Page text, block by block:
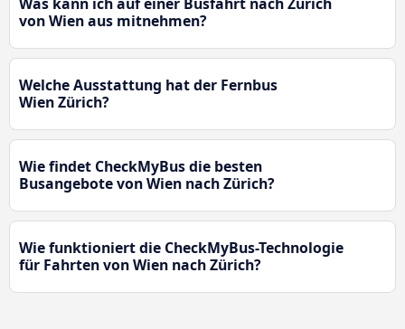
von Wien aus mitnehmen?
Welche Ausstattung hat der Fernbus
Wien Zürich?
Wie findet CheckMyBus die besten
Busangebote von Wien nach Zürich?
Wie funktioniert die CheckMyBus-Technologie
für Fahrten von Wien nach Zürich?